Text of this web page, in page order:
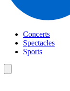
Concerts
Spectacles
Sports